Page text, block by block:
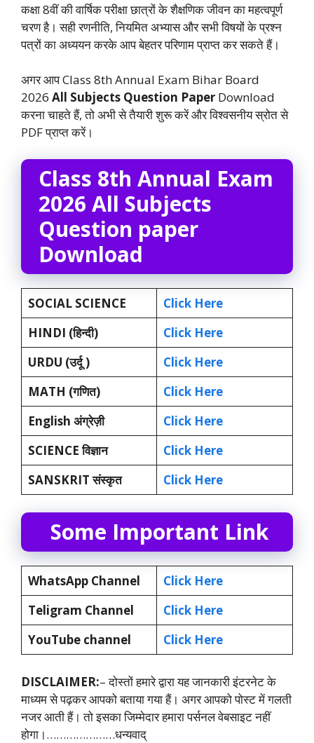
कक्षा 8वीं की वार्षिक परीक्षा छात्रों के शैक्षणिक जीवन का महत्वपूर्ण
चरण है। सही रणनीति, नियमित अभ्यास और सभी विषयों के प्रश्न
पत्रों का अध्ययन करके आप बेहतर परिणाम प्राप्त कर सकते हैं।
अगर आप Class 8th Annual Exam Bihar Board
2026 All Subjects Question Paper Download
करना चाहते हैं, तो अभी से तैयारी शुरू करें और विश्वसनीय स्रोत से
PDF प्राप्त करें।
Class 8th Annual Exam
2026 All Subjects
Question paper
Download
SOCIAL SCIENCE
Click Here
HINDI (हिन्दी)
Click Here
URDU (उर्दू )
Click Here
MATH (गणित)
Click Here
English अंग्रेज़ी
Click Here
SCIENCE विज्ञान
Click Here
SANSKRIT संस्कृत
Click Here
Some Important Link
WhatsApp Channel
Click Here
Teligram Channel
Click Here
YouTube channel
Click Here
DISCLAIMER:– दोस्तों हमारे द्वारा यह जानकारी इंटरनेट के
माध्यम से पढ़कर आपको बताया गया हैं। अगर आपको पोस्ट में गलती
नजर आती हैं। तो इसका जिम्मेदार हमारा पर्सनल वेबसाइट नहीं
होगा।…………………धन्यवाद्